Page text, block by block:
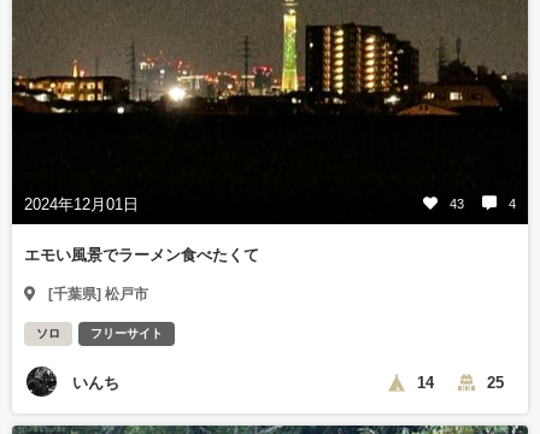
2024年12月01日 43 4
エモい風景でラーメン食べたくて
[千葉県] 松戸市
ソロ フリーサイト
いんち 14 25